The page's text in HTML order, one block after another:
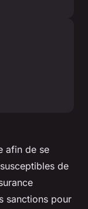
afin de se
de
sanctions pour